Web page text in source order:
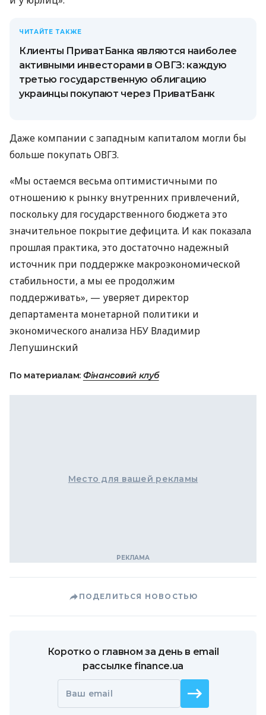
ЧИТАЙТЕ ТАКЖЕ
Клиенты ПриватБанка являются наиболее
активными инвесторами в ОВГЗ: каждую
третью государственную облигацию
украинцы покупают через ПриватБанк
Даже компании с западным капиталом могли бы
больше покупать ОВГЗ.
«Мы остаемся весьма оптимистичными по
отношению к рынку внутренних привлечений,
поскольку для государственного бюджета это
значительное покрытие дефицита. И как показала
прошлая практика, это достаточно надежный
источник при поддержке макроэкономической
стабильности, а мы ее продолжим
поддерживать», — уверяет директор
департамента монетарной политики и
экономического анализа НБУ Владимир
Лепушинский
По материалам: Фінансовий клуб
Место для вашей рекламы
ПОДЕЛИТЬСЯ НОВОСТЬЮ
Коротко о главном за день в email
рассылке finance.ua
Ваш email